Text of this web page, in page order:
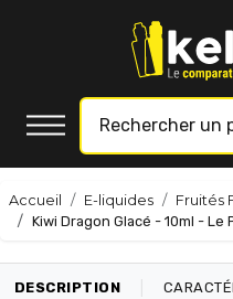
Accueil E-liquides
Fruités
Kiwi Dragon Glacé - 10ml - Le
DESCRIPTION